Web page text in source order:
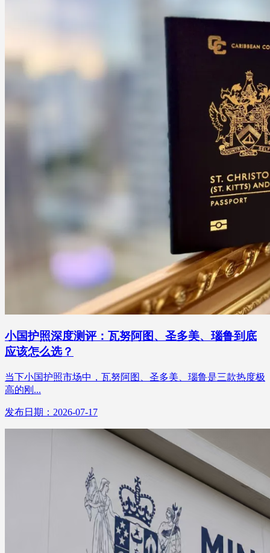
小国护照深度测评：瓦努阿图、圣多美、瑙鲁到底
应该怎么选？
当下小国护照市场中，瓦努阿图、圣多美、瑙鲁是三款热度极
高的刚...
发布日期：2026-07-17